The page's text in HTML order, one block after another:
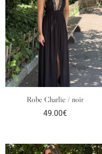
Robe Charlie / noir
49.00€